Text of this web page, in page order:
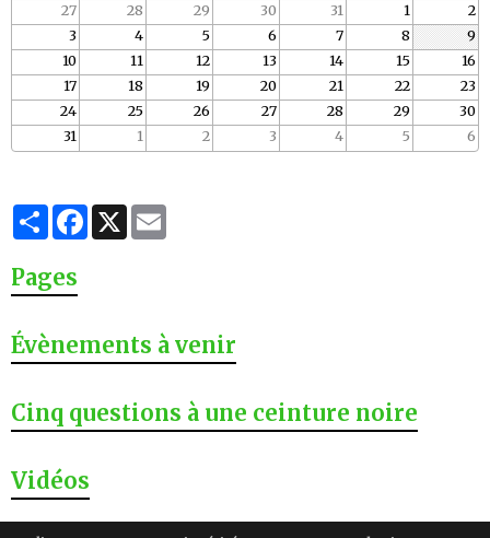
27
28 29 30 31 1
2
3
4 5 6 7 8
9
10
11 12 13 14 15
16
17
18 19 20 21 22
23
24
25 26 27 28 29
30
31
1 2 3 4 5 6
PartagerFacebook
X
Pages
Évènements à venir
Cinq questions à une ceinture noire
Vidéos